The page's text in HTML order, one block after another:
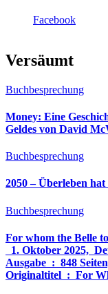
Facebook
Versäumt
Buchbesprechung
Money: Eine
Geldes von David
Buchbesprechung
2050 – Überleben
Buchbesprechung
For whom the Belle
1. Oktober 2025,
Ausgabe ‏ : ‎ 848 Seiten, ISBN-13 ‏ : ‎ 978-3764533694,